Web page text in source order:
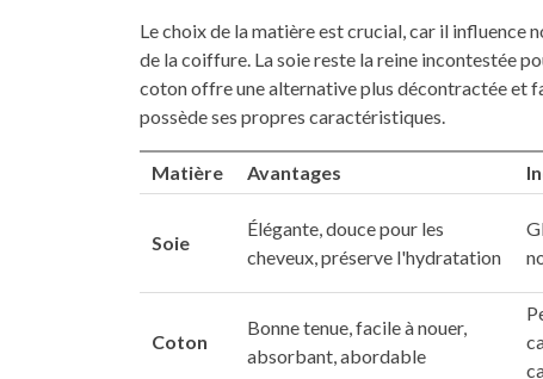
Le choix de la matière est crucial, car il influence
de la coiffure. La soie reste la reine incontestée
coton offre une alternative plus décontractée et
possède ses propres caractéristiques.
Matière Avantages
Soie
Élégante, douce pour les
cheveux, préserve l'hydratation
Coton
Bonne tenue, facile à nouer,
absorbant, abordable